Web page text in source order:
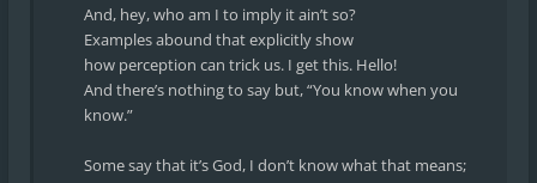
And, hey, who am I to imply it ain’t so?
Examples abound that explicitly show
how perception can trick us. I get this. Hello!
And there’s nothing to say but, “You know when you
know.”
Some say that it’s God, I don’t know what that means;